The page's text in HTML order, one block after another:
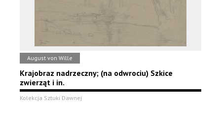
August von Wille
Krajobraz nadrzeczny; (na odwrociu) Szkice
zwierząt i in.
Kolekcja Sztuki Dawnej